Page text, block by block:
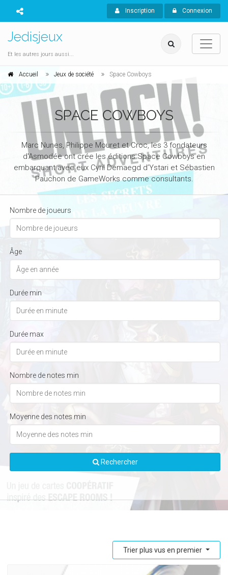
Inscription Connexion
Jedisjeux
Et les autres jours aussi...
Accueil Jeux de société Space Cowboys
SPACE COWBOYS
Marc Nunes, Philippe Mouret et Croc, les 3 fondateurs
d'Asmodée ont crée les éditions Space Cowboys en
embarquant avec eux Cyril Demaegd d’Ystari et Sébastien
Pauchon de GameWorks comme consultants.
Nombre de joueurs
Âge
Durée min
Durée max
Nombre de notes min
Moyenne des notes min
Rechercher
Trier plus vus en premier